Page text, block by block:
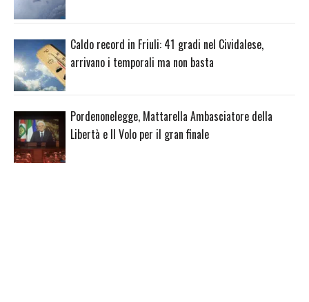
Caldo record in Friuli: 41 gradi nel Cividalese,
arrivano i temporali ma non basta
Pordenonelegge, Mattarella Ambasciatore della
Libertà e Il Volo per il gran finale